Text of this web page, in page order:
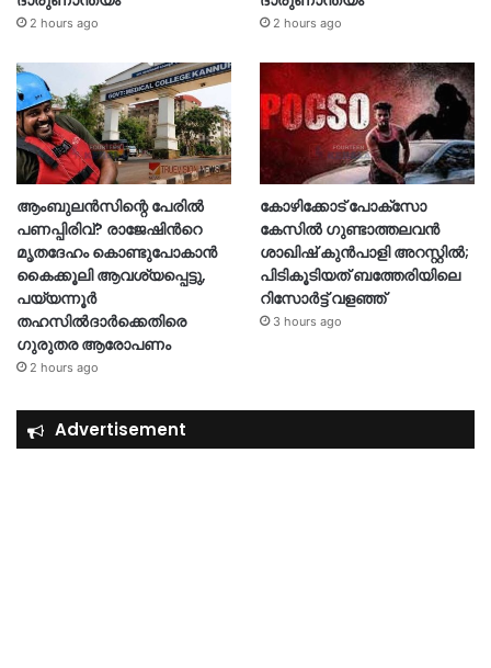
2 hours ago 2 hours ago
ആംബുലൻസിന്റെ പേരിൽ
പണപ്പിരിവ്? രാജേഷിന്‍റെ
മൃതദേഹം കൊണ്ടുപോകാൻ
കൈക്കൂലി ആവശ്യപ്പെട്ടു,
പയ്യന്നൂർ
തഹസിൽദാർക്കെതിരെ
ഗുരുതര ആരോപണം
2 hours ago
കോഴിക്കോട് പോക്സോ
കേസിൽ ഗുണ്ടാത്തലവൻ
ശാഖിഷ് കുൻപാളി അറസ്റ്റിൽ;
പിടികൂടിയത് ബത്തേരിയിലെ
റിസോർട്ട് വളഞ്ഞ്
3 hours ago
Advertisement